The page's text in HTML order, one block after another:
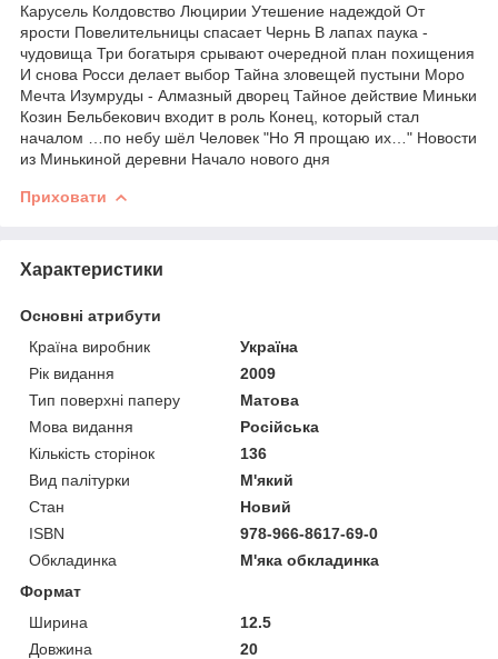
Карусель Колдовство Люцирии Утешение надеждой От
ярости Повелительницы спасает Чернь В лапах паука -
чудовища Три богатыря срывают очередной план похищения
И снова Росси делает выбор Тайна зловещей пустыни Моро
Мечта Изумруды - Алмазный дворец Тайное действие Миньки
Козин Бельбекович входит в роль Конец, который стал
началом …по небу шёл Человек "Но Я прощаю их…" Новости
из Минькиной деревни Начало нового дня
Приховати
Характеристики
Основні атрибути
Країна виробник
Україна
Рік видання
2009
Тип поверхні паперу
Матова
Мова видання
Російська
Кількість сторінок
136
Вид палітурки
М'який
Стан
Новий
ISBN
978-966-8617-69-0
Обкладинка
М'яка обкладинка
Формат
Ширина
12.5
Довжина
20